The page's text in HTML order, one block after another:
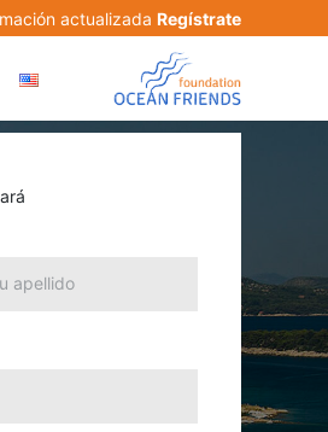
actualizada Regístrate